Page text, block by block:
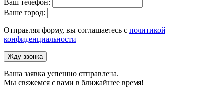
Ваш телефон:
Ваше город:
Отправляя форму, вы соглашаетесь с политикой
конфиденциальности
Жду звонка
Ваша заявка успешно отправлена.
Мы свяжемся с вами в ближайшее время!